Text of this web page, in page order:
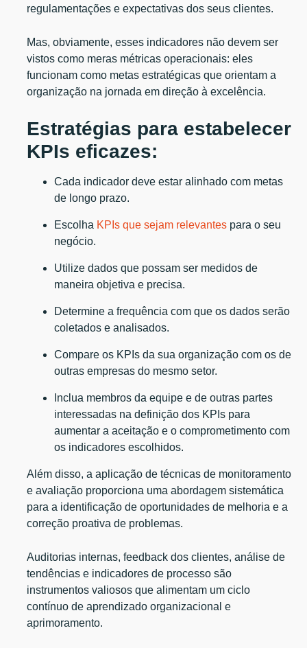
regulamentações e expectativas dos seus clientes.
Mas, obviamente, esses indicadores não devem ser
vistos como meras métricas operacionais: eles
funcionam como metas estratégicas que orientam a
organização na jornada em direção à excelência.
Estratégias para estabelecer
KPIs eficazes:
Cada indicador deve estar alinhado com metas
de longo prazo.
Escolha KPIs que sejam relevantes para o seu
negócio.
Utilize dados que possam ser medidos de
maneira objetiva e precisa.
Determine a frequência com que os dados serão
coletados e analisados.
Compare os KPIs da sua organização com os de
outras empresas do mesmo setor.
Inclua membros da equipe e de outras partes
interessadas na definição dos KPIs para
aumentar a aceitação e o comprometimento com
os indicadores escolhidos.
Além disso, a aplicação de técnicas de monitoramento
e avaliação proporciona uma abordagem sistemática
para a identificação de oportunidades de melhoria e a
correção proativa de problemas.
Auditorias internas, feedback dos clientes, análise de
tendências e indicadores de processo são
instrumentos valiosos que alimentam um ciclo
contínuo de aprendizado organizacional e
aprimoramento.